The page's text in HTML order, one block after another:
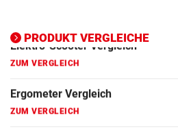
PRODUKT VERGLEICHE
ZUM VERGLEICH
Fahrrad Test
Fahrradanhänger Vergleich